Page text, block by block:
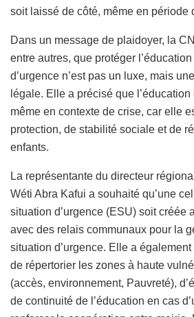
soit laissé de côté, même en période
Dans un message de plaidoyer, la
entre autres, que protéger
d’urgence n’est pas un luxe, mais
légale. Elle a précisé que
même en contexte de crise, car elle
protection, de stabilité sociale et de
enfants.
La représentante du directeur
Wéti Abra Kafui a souhaité qu’une
situation d’urgence (ESU) soit créée
avec des relais communaux pour la
situation d’urgence. Elle a
de répertorier les zones à haute
(accès, environnement, Pauvreté),
de continuité de l’éducation en cas